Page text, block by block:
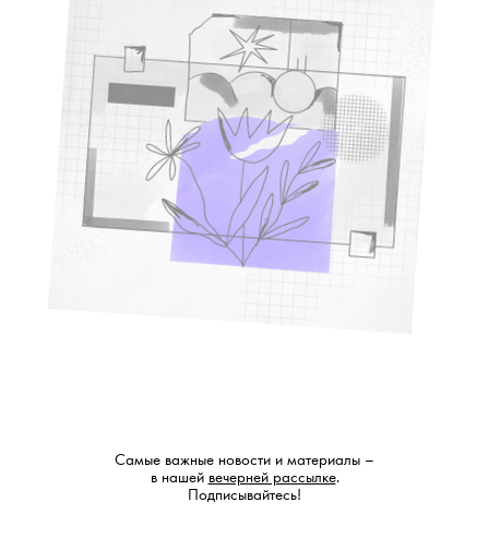
Самые важные новости и материалы –
в нашей вечерней рассылке.
Подписывайтесь!